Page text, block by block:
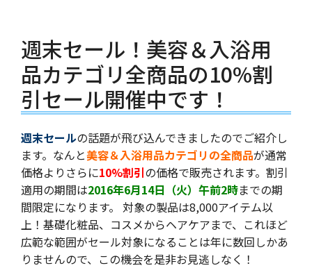
週末セール！美容＆入浴用
品カテゴリ全商品の10%割
引セール開催中です！
週末セールの話題が飛び込んできましたのでご紹介し
ます。なんと美容＆入浴用品カテゴリの全商品が通常
価格よりさらに10%割引の価格で販売されます。割引
適用の期間は2016年6月14日（火）午前2時までの期
間限定になります。 対象の製品は8,000アイテム以
上！基礎化粧品、コスメからヘアケアまで、これほど
広範な範囲がセール対象になることは年に数回しかあ
りませんので、この機会を是非お見逃しなく！